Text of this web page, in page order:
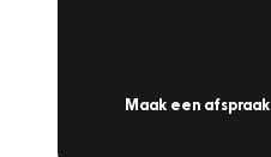
Maak een afspraak